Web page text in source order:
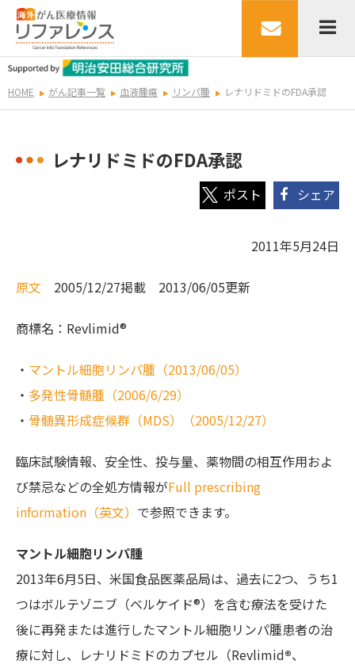
HOME がん記事一覧 血液腫瘍 リンパ腫 レナリドミドのFDA承認
レナリドミドのFDA承認
シェア
2011年5月24日
原文 2005/12/27掲載 2013/06/05更新
商標名：Revlimid®
・ マントル細胞リンパ腫（2013/06/05）
・ 多発性骨髄腫（2006/6/29）
・ 骨髄異形成症候群（MDS）（2005/12/27）
臨床試験情報、安全性、投与量、薬物間の相互作用およ
び禁忌などの全処方情報がFull prescribing
information（英文） で参照できます。
マントル細胞リンパ腫
2013年6月5日、米国食品医薬品局は、過去に2つ、うち1
つはボルテゾニブ（ベルケイド®）を含む療法を受けた
後に再発または進行したマントル細胞リンパ腫患者の治
療に対し、レナリドミドのカプセル（Revlimid®、